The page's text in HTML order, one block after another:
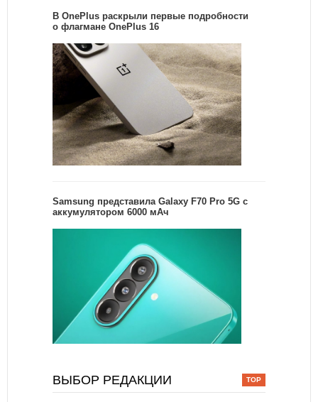
В OnePlus раскрыли первые подробности
о флагмане OnePlus 16
Samsung представила Galaxy F70 Pro 5G с
аккумулятором 6000 мАч
ВЫБОР РЕДАКЦИИ